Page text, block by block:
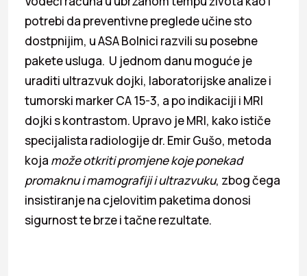
potrebi da preventivne preglede učine sto
dostpnijim, u ASA Bolnici razvili su posebne
pakete usluga. U jednom danu moguće je
uraditi ultrazvuk dojki, laboratorijske analize i
tumorski marker CA 15-3, a po indikaciji i MRI
dojki s kontrastom. Upravo je MRI, kako ističe
specijalista radiologije dr. Emir Gušo, metoda
koja može otkriti promjene koje ponekad
promaknu i mamografiji i ultrazvuku, zbog čega
insistiranje na cjelovitim paketima donosi
sigurnost te brze i tačne rezultate.